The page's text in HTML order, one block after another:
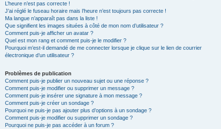
L’heure n’est pas correcte !
J’ai réglé le fuseau horaire mais l’heure n’est toujours pas correcte !
Ma langue n’apparaît pas dans la liste !
Que signifient les images situées à côté de mon nom d’utilisateur ?
Comment puis-je afficher un avatar ?
Quel est mon rang et comment puis-je le modifier ?
Pourquoi m’est-il demandé de me connecter lorsque je clique sur le lien de courrier
électronique d’un utilisateur ?
Problèmes de publication
Comment puis-je publier un nouveau sujet ou une réponse ?
Comment puis-je modifier ou supprimer un message ?
Comment puis-je insérer une signature à mon message ?
Comment puis-je créer un sondage ?
Pourquoi ne puis-je pas ajouter plus d’options à un sondage ?
Comment puis-je modifier ou supprimer un sondage ?
Pourquoi ne puis-je pas accéder à un forum ?